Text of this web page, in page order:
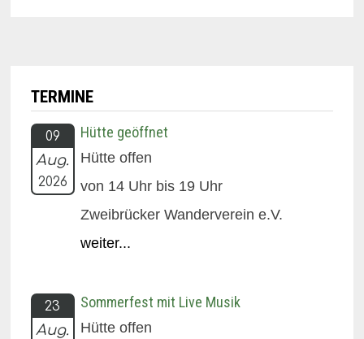
TERMINE
09
Aug.
2026
Hütte geöffnet
Hütte offen
von 14 Uhr bis 19 Uhr
Zweibrücker Wanderverein e.V.
weiter...
23
Aug.
Sommerfest mit Live Musik
Hütte offen